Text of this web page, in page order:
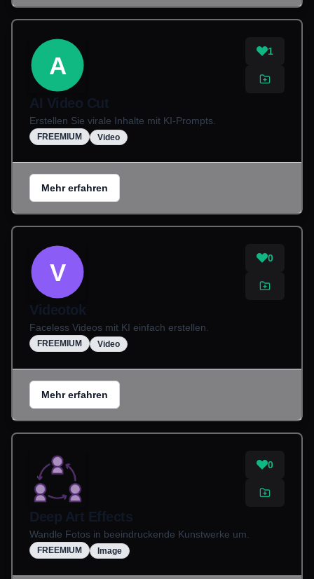
A
1
AI Video Cut
Erstellen Sie virale Inhalte mit KI-Prompts.
FREEMIUM Video
Mehr erfahren
V
0
Videotok
Faceless Videos mit KI einfach erstellen.
FREEMIUM Video
Mehr erfahren
0
Deep Art Effects
Wandle Fotos in beeindruckende Kunstwerke um.
FREEMIUM Image